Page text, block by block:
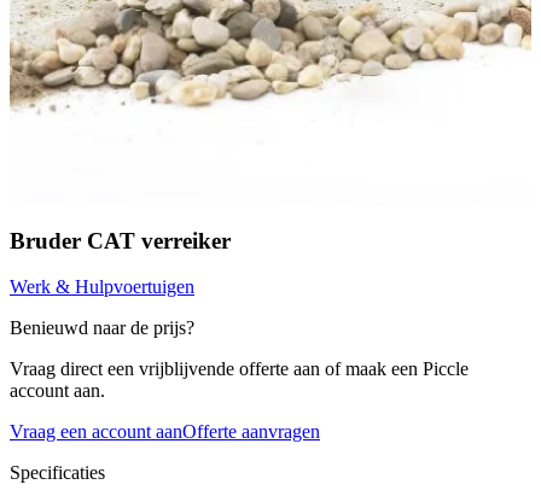
Bruder CAT verreiker
Werk & Hulpvoertuigen
Benieuwd naar de prijs?
Vraag direct een vrijblijvende offerte aan of maak een Piccle
account aan.
Vraag een account aanOfferte aanvragen
Specificaties